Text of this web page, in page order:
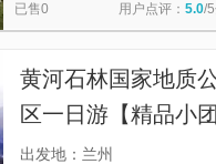
已售0 用户点评： 5.0/
黄河石林国家地质
区一日游【精品小
送，熟悉线路，贴
出发地：兰州